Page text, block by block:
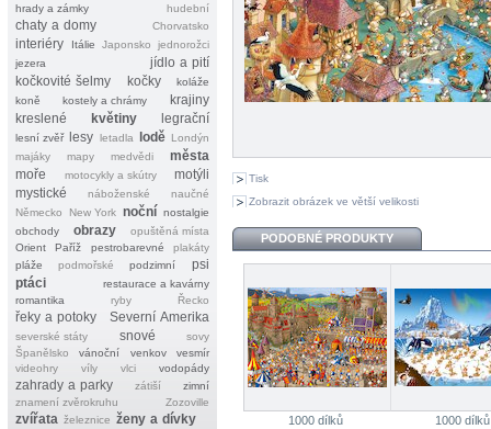
hrady a zámky hudební
chaty a domy Chorvatsko
interiéry Itálie Japonsko
jednorožci
jezera
jídlo a pití
kočkovité šelmy
kočky
koláže
koně
kostely a chrámy
krajiny
kreslené
květiny legrační
lesní zvěř lesy letadla lodě Londýn
majáky
mapy medvědi
města
moře
motocykly a skútry
motýli
mystické
náboženské
naučné
Německo
New York noční nostalgie
obchody
obrazy
opuštěná místa
Orient
Paříž pestrobarevné
plakáty
pláže
podmořské podzimní
psi
ptáci
restaurace a kavárny
romantika
ryby Řecko
řeky a potoky Severní Amerika
severské státy snové
sovy
Španělsko
vánoční venkov
vesmír
videohry
víly vlci vodopády
zahrady a parky zátiší
zimní
znamení zvěrokruhu
Zozoville
zvířata železnice ženy a dívky
Tisk
Zobrazit obrázek ve větší velikosti
PODOBNÉ PRODUKTY
1000 dílků 1000 dílků